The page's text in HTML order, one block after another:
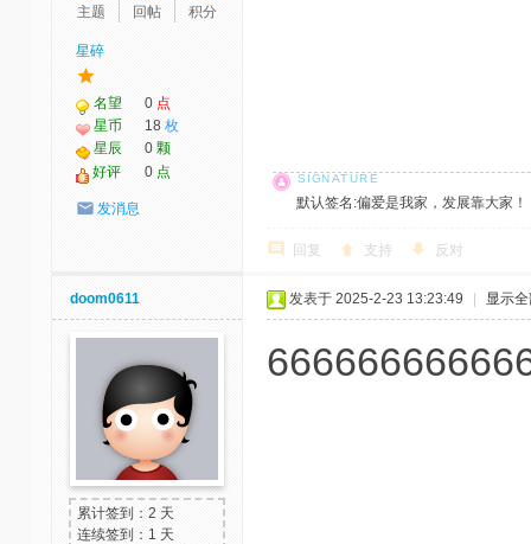
主题
回帖
积分
星碎
名望 0 点
星币
18 枚
星辰
0 颗
好评
0 点
发消息 默认签名:偏爱是我家，发展靠大家
回复 支持 反对
doom0611
累计签到：2 天
连续签到：1 天
发表于 2025-2-23 13:23:49 显示